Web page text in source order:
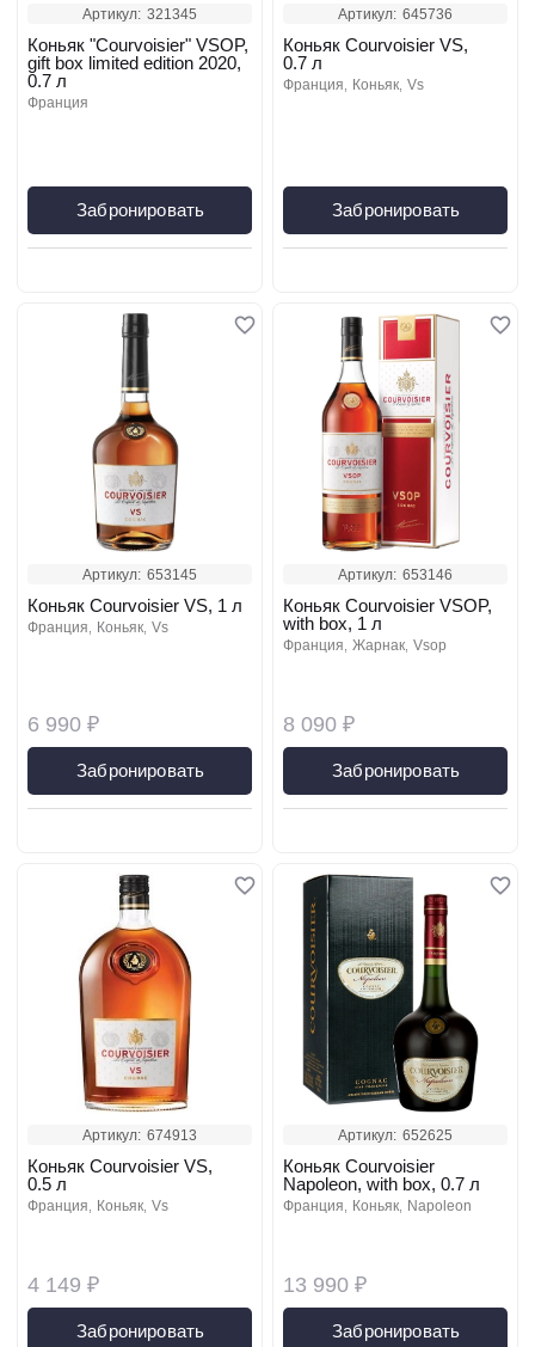
Артикул: 321345
Коньяк "Courvoisier" VSOP,
gift box limited edition 2020,
0.7 л
франция
Забронировать
Артикул: 645736
Коньяк Courvoisier VS,
0.7 л
франция коньяк vs
Забронировать
Артикул: 653145
6 990 ₽
Коньяк Courvoisier VS, 1 л
франция коньяк vs
Забронировать
Артикул: 653146
8 090 ₽
Коньяк Courvoisier VSOP,
with box, 1 л
франция жарнак vsop
Забронировать
Артикул: 674913
4 149 ₽
Коньяк Courvoisier VS,
0.5 л
франция коньяк vs
Забронировать
Артикул: 652625
13 990 ₽
Коньяк Courvoisier
Napoleon, with box, 0.7 л
франция коньяк napoleon
Забронировать